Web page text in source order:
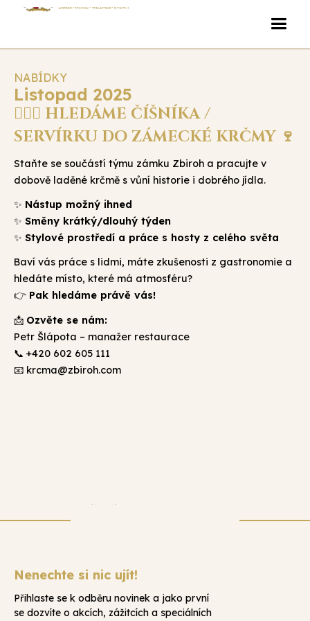
NABÍDKY
Listopad 2025
🤵🏻‍♂️ HLEDÁME ČÍŠNÍKA /
SERVÍRKU DO ZÁMECKÉ KRČMY 🍷
Staňte se součástí týmu zámku Zbiroh a pracujte v
dobově laděné krčmě s vůní historie i dobrého jídla.
✨ Nástup možný ihned
✨ Směny krátký/dlouhý týden
✨ Stylové prostředí a práce s hosty z celého světa
Baví vás práce s lidmi, máte zkušenosti z gastronomie a
hledáte místo, které má atmosféru?
👉 Pak hledáme právě vás!
📩 Ozvěte se nám:
Petr Šlápota – manažer restaurace
📞 +420 602 605 111
📧 krcma@zbiroh.com
Nenechte si nic ujít!
Přihlaste se k odběru novinek a jako první
se dozvíte o akcích, zážitcích a speciálních